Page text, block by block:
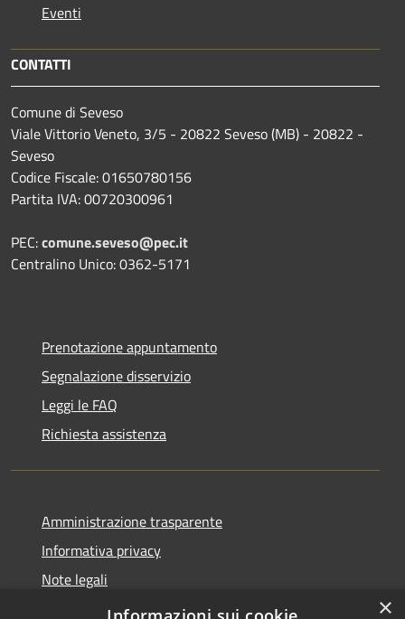
Eventi
CONTATTI
Comune di Seveso
Viale Vittorio Veneto, 3/5 - 20822 Seveso (MB) - 20822 -
Seveso
Codice Fiscale: 01650780156
Partita IVA: 00720300961
PEC:comune.seveso@pec.it
Centralino Unico: 0362-5171
Prenotazione appuntamento
Segnalazione disservizio
Leggi le FAQ
Richiesta assistenza
Amministrazione trasparente
Informativa privacy
Note legali
Dichiarazione di accessibilità
×